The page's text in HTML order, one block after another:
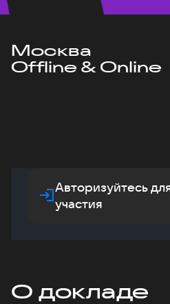
Москва
Offline & Online
Авторизуйтесь
участия
О докладе